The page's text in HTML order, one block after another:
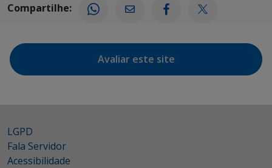
Compartilhe:
Avaliar este site
LGPD
Fala Servidor
Acessibilidade